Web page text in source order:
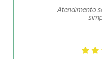
Atendimento